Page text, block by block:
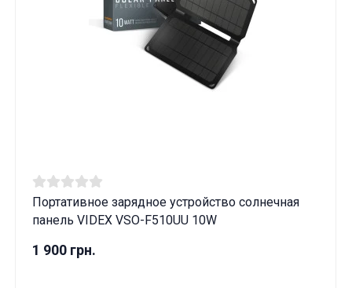
Портативное зарядное устройство солнечная
панель VIDEX VSO-F510UU 10W
1 900 грн.